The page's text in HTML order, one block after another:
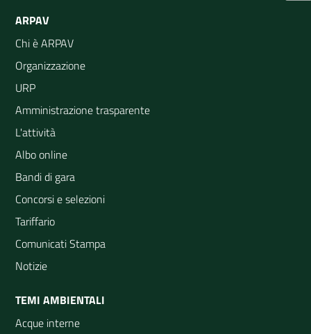
ARPAV
Chi è ARPAV
Organizzazione
URP
Amministrazione trasparente
L'attività
Albo online
Bandi di gara
Concorsi e selezioni
Tariffario
Comunicati Stampa
Notizie
TEMI AMBIENTALI
Acque interne